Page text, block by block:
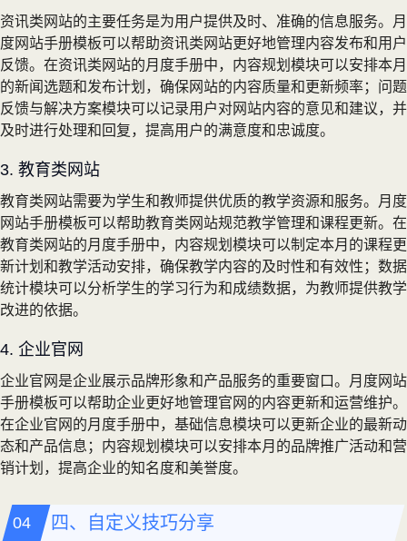
资讯类网站的主要任务是为用户提供及时、准确的信息服务。月
度网站手册模板可以帮助资讯类网站更好地管理内容发布和用户
反馈。在资讯类网站的月度手册中，内容规划模块可以安排本月
的新闻选题和发布计划，确保网站的内容质量和更新频率；问题
反馈与解决方案模块可以记录用户对网站内容的意见和建议，并
及时进行处理和回复，提高用户的满意度和忠诚度。
3. 教育类网站
教育类网站需要为学生和教师提供优质的教学资源和服务。月度
网站手册模板可以帮助教育类网站规范教学管理和课程更新。在
教育类网站的月度手册中，内容规划模块可以制定本月的课程更
新计划和教学活动安排，确保教学内容的及时性和有效性；数据
统计模块可以分析学生的学习行为和成绩数据，为教师提供教学
改进的依据。
4. 企业官网
企业官网是企业展示品牌形象和产品服务的重要窗口。月度网站
手册模板可以帮助企业更好地管理官网的内容更新和运营维护。
在企业官网的月度手册中，基础信息模块可以更新企业的最新动
态和产品信息；内容规划模块可以安排本月的品牌推广活动和营
销计划，提高企业的知名度和美誉度。
四、自定义技巧分享